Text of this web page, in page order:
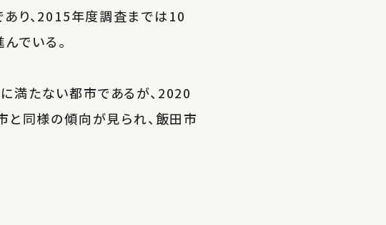
あり、2015年度調査までは10
でいる。
満たない都市であるが、2020
同様の傾向が見られ、飯田市